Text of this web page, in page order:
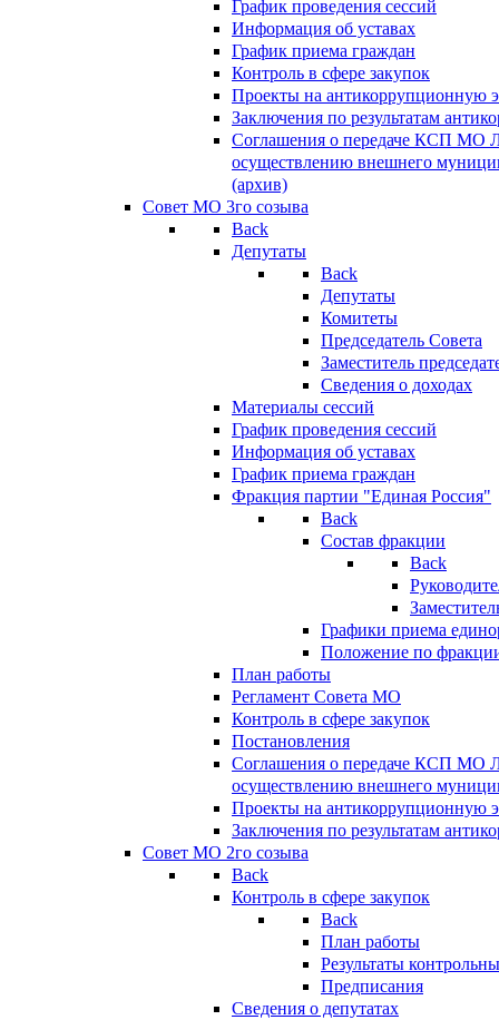
График проведения сессий
Информация об уставах
График приема граждан
Контроль в сфере закупок
Проекты на антикоррупционную
Заключения по результатам
Соглашения о передаче КСП МО
осуществлению внешнего
(архив)
Совет МО 3го созыва
Back
Депутаты
Back
Депутаты
Комитеты
Председатель Совета
Заместитель
Сведения о доходах
Материалы сессий
График проведения сессий
Информация об уставах
График приема граждан
Фракция партии "Единая Россия"
Back
Состав фракции
Back
Графики приема
Положение по
План работы
Регламент Совета МО
Контроль в сфере закупок
Постановления
Соглашения о передаче КСП МО
осуществлению внешнего
Проекты на антикоррупционную
Заключения по результатам
Совет МО 2го созыва
Back
Контроль в сфере закупок
Back
План работы
Результаты
Предписания
Сведения о депутатах